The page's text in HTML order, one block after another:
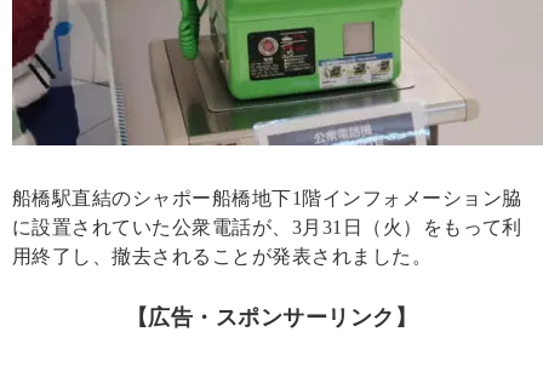
船橋駅直結のシャポー船橋地下1階インフォメーション脇
に設置されていた公衆電話が、3月31日（火）をもって利
用終了し、撤去されることが発表されました。
【広告・スポンサーリンク】